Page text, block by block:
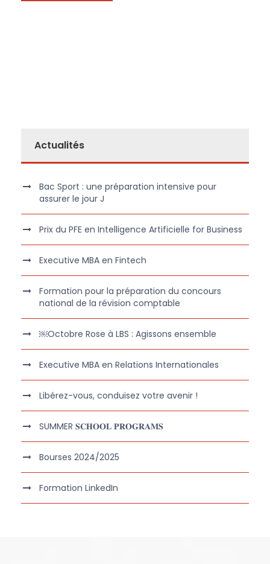
Actualités
Bac Sport : une préparation intensive pour
assurer le jour J
Prix du PFE en Intelligence Artificielle for Business
Executive MBA en Fintech
Formation pour la préparation du concours
national de la révision comptable
￼Octobre Rose à LBS : Agissons ensemble
Executive MBA en Relations Internationales
Libérez-vous, conduisez votre avenir !
SUMMER 𝐒𝐂𝐇𝐎𝐎𝐋 𝐏𝐑𝐎𝐆𝐑𝐀𝐌𝐒
Bourses 2024/2025
Formation LinkedIn